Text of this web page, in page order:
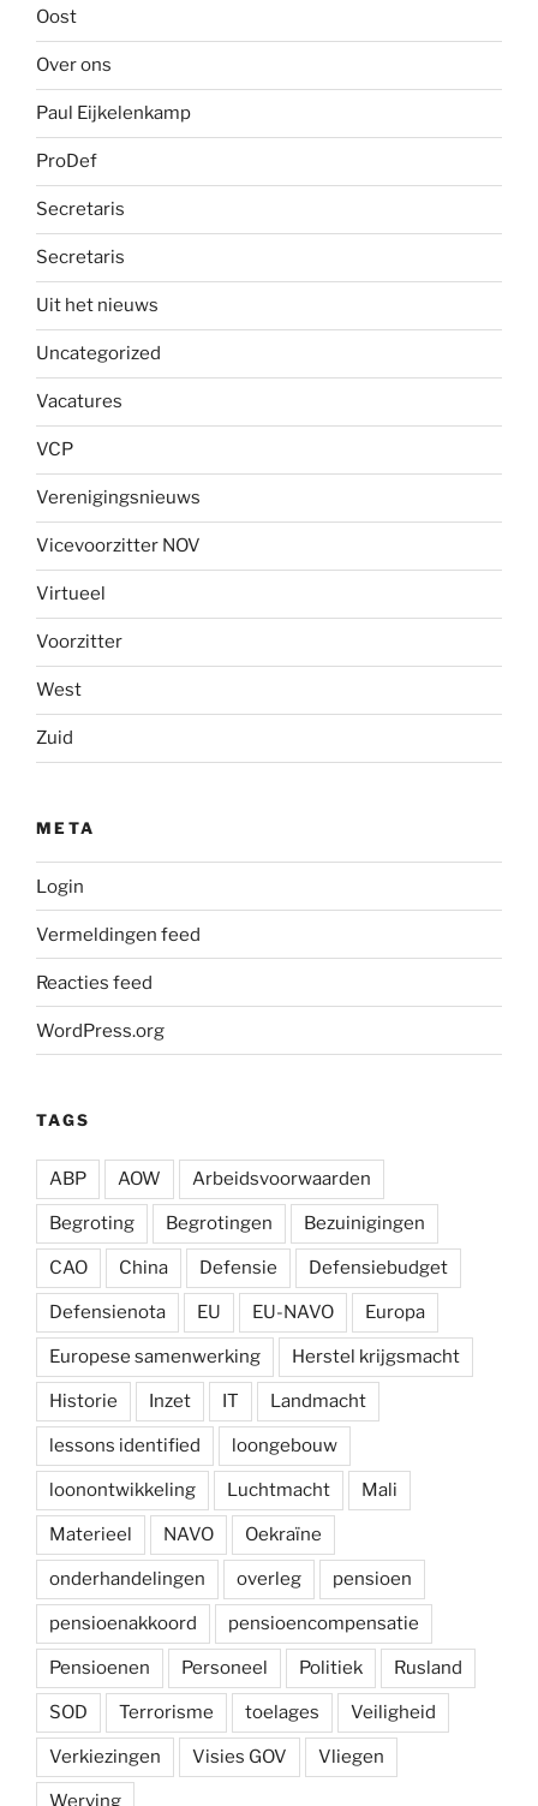
Oost
Over ons
Paul Eijkelenkamp
ProDef
Secretaris
Secretaris
Uit het nieuws
Uncategorized
Vacatures
VCP
Verenigingsnieuws
Vicevoorzitter NOV
Virtueel
Voorzitter
West
Zuid
META
Login
Vermeldingen feed
Reacties feed
WordPress.org
TAGS
ABP AOW Arbeidsvoorwaarden
Begroting Begrotingen Bezuinigingen
CAO China Defensie Defensiebudget
Defensienota EU EU-NAVO Europa
Europese samenwerking Herstel krijgsmacht
Historie Inzet IT Landmacht
lessons identified loongebouw
loonontwikkeling Luchtmacht Mali
Materieel NAVO Oekraïne
onderhandelingen overleg pensioen
pensioenakkoord pensioencompensatie
Pensioenen Personeel Politiek Rusland
SOD Terrorisme toelages Veiligheid
Verkiezingen Visies GOV Vliegen
Werving